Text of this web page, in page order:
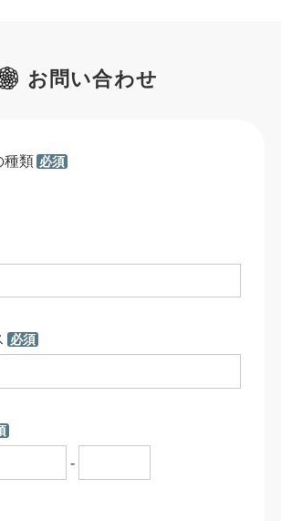
お問い合わせ
種類 必須
必須
-